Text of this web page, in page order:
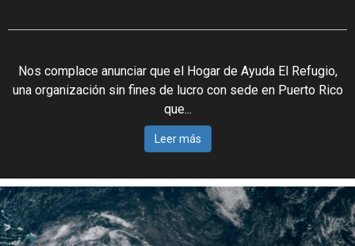
Nos complace anunciar que el Hogar de Ayuda El Refugio,
una organización sin fines de lucro con sede en Puerto Rico
que...
Leer más